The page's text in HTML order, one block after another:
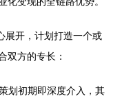
展开，计划打造一个或
双方的专长：
划初期即深度介入，其